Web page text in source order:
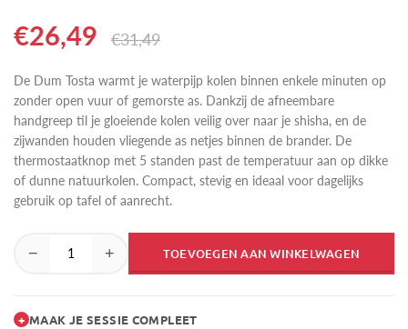
€26,49 €31,49
De Dum Tosta warmt je waterpijp kolen binnen enkele minuten op
zonder open vuur of gemorste as. Dankzij de afneembare
handgreep til je gloeiende kolen veilig over naar je shisha, en de
zijwanden houden vliegende as netjes binnen de brander. De
thermostaatknop met 5 standen past de temperatuur aan op dikke
of dunne natuurkolen. Compact, stevig en ideaal voor dagelijks
gebruik op tafel of aanrecht.
− + TOEVOEGEN AAN WINKELWAGEN
+ MAAK JE SESSIE COMPLEET